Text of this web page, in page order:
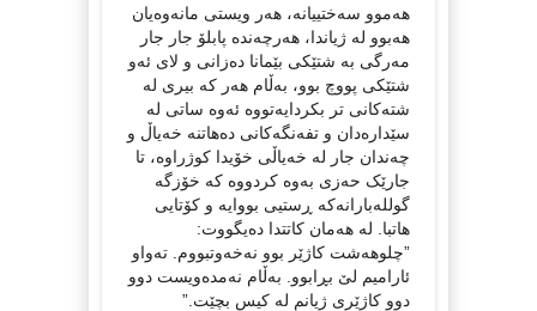
هەموو سەختییانە، هەر ویستی مانەوەیان
هەبوو لە ژیاندا، هەرچەندە پابلۆ جار جار
مەرگی بە شتێکی بێمانا دەزانی و لای ئەو
شتێکی پووچ بوو، بەڵام هەر کە بیری لە
شتەکانی تر بکردایەتووە ئەوە ساتی لە
سێدارەدان و تفەنگەکانی دەهاتنە خەیاڵ و
چەندان جار لە خەیاڵی خۆیدا کوژراوە، تا
جارێک حەزی بەوە کردووە کە خۆزگە
گوللەبارانەکە ڕستیی بووایە و کۆتایی
هاتبا. لە هەمان کاتتدا دەیگووت:
”چلوهەشت کاژێر بوو نەخەوتبووم. تەواو
ئارامیم لێ بڕابوو. بەڵام نەمدەویست دوو
دوو کاژێری ژیانم لە کیس بچێت.”